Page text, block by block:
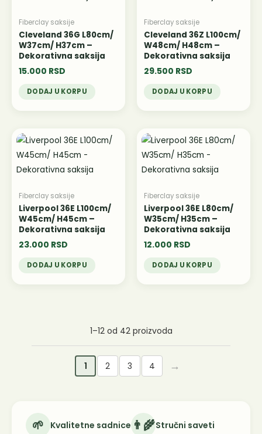
Fiberclay saksije
Cleveland 36G L80cm/
W37cm/ H37cm –
Dekorativna saksija
15.000 RSD
DODAJ U KORPU
Fiberclay saksije
Cleveland 36Z L100cm/
W48cm/ H48cm –
Dekorativna saksija
29.500 RSD
DODAJ U KORPU
Fiberclay saksije
Liverpool 36E L100cm/
W45cm/ H45cm –
Dekorativna saksija
23.000 RSD
DODAJ U KORPU
Fiberclay saksije
Liverpool 36E L80cm/
W35cm/ H35cm –
Dekorativna saksija
12.000 RSD
DODAJ U KORPU
1–12 od 42 proizvoda
1 2 3 4 →
🌱 Kvalitetne sadnice 👨‍🌾Stručni saveti